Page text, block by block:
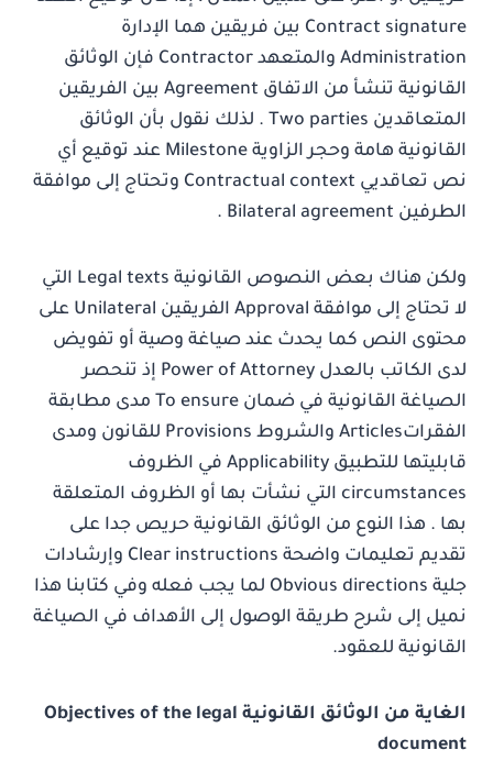
Contract signature بين فريقين هما الإدارة
Administration والمتعهد Contractor فإن الوثائق
القانونية تنشأ من الاتفاق Agreement بين الفريقين
المتعاقدين Two parties . لذلك نقول بأن الوثائق
القانونية هامة وحجر الزاوية Milestone عند توقيع أي
نص تعاقديي Contractual context وتحتاج إلى موافقة
الطرفين Bilateral agreement .
ولكن هناك بعض النصوص القانونية Legal texts التي
لا تحتاج إلى موافقة Approval الفريقين Unilateral على
محتوى النص كما يحدث عند صياغة وصية أو تفويض
لدى الكاتب بالعدل Power of Attorney إذ تنحصر
الصياغة القانونية في ضمان To ensure مدى مطابقة
الفقراتArticles والشروط Provisions للقانون ومدى
قابليتها للتطبيق Applicability في الظروف
circumstances التي نشأت بها أو الظروف المتعلقة
بها . هذا النوع من الوثائق القانونية حريص جدا على
تقديم تعليمات واضحة Clear instructions وإرشادات
جلية Obvious directions لما يجب فعله وفي كتابنا هذا
نميل إلى شرح طريقة الوصول إلى الأهداف في الصياغة
القانونية للعقود.
الغاية من الوثائق القانونية Objectives of the legal
document